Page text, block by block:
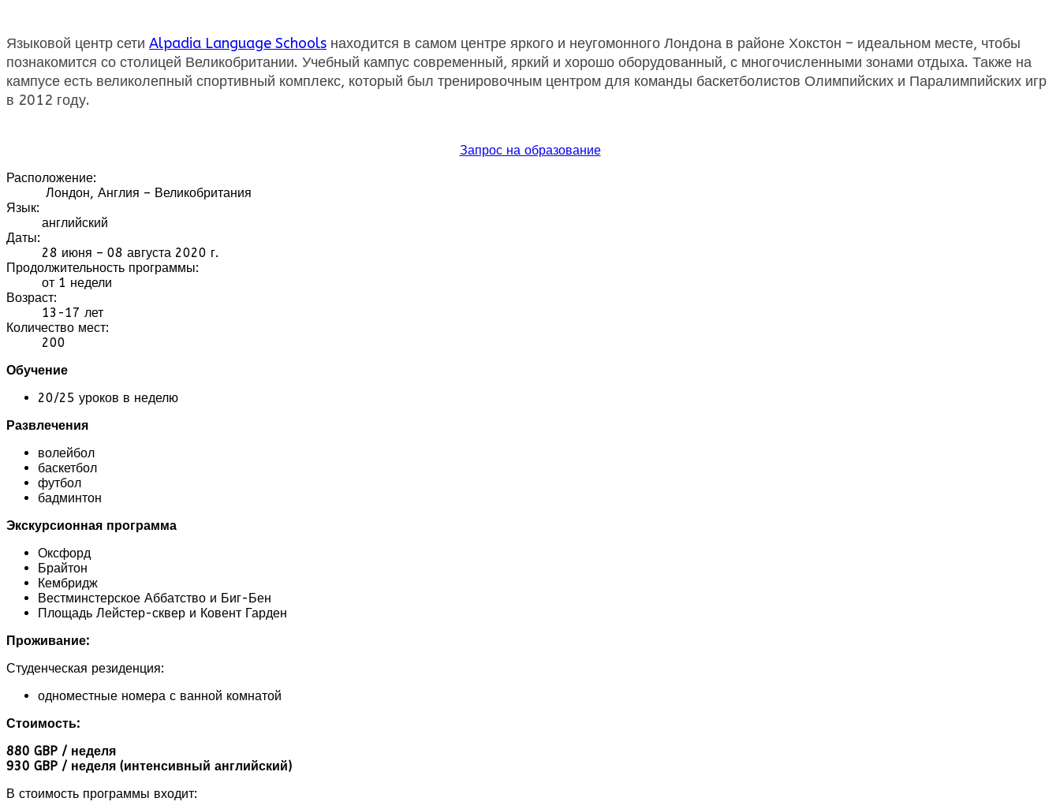
Языковой центр сети Alpadia Language Schools находится в самом центре яркого и неугомонного Лондона в районе Хокстон – идеальном месте, чтобы
познакомится со столицей Великобритании. Учебный кампус современный, яркий и хорошо оборудованный, с многочисленными зонами отдыха. Также на
кампусе есть великолепный спортивный комплекс, который был тренировочным центром для команды баскетболистов Олимпийских и Паралимпийских игр
в 2012 году.
Запрос на образование
Расположение:
Лондон, Англия – Великобритания
Язык:
английский
Даты:
28 июня – 08 августа 2020 г.
Продолжительность программы:
от 1 недели
Возраст:
13-17 лет
Количество мест:
200
Обучение
20/25 уроков в неделю
Развлечения
волейбол
баскетбол
футбол
бадминтон
Экскурсионная программа
Оксфорд
Брайтон
Кембридж
Вестминстерское Аббатство и Биг-Бен
Площадь Лейстер-сквер и Ковент Гарден
Проживание:
Студенческая резиденция:
одноместные номера с ванной комнатой
Стоимость:
880 GBP / неделя
930 GBP / неделя (интенсивный английский)
В стоимость программы входит: